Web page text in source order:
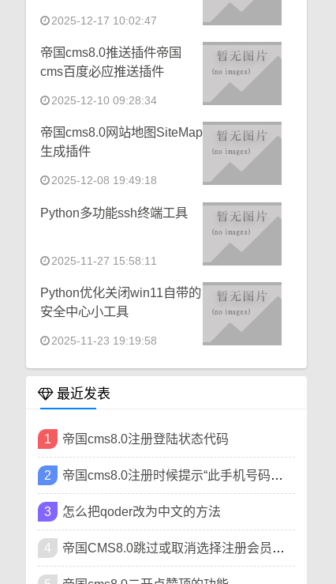
2025-12-17 10:02:47
帝国cms8.0推送插件帝国
cms百度必应推送插件
2025-12-10 09:28:34
帝国cms8.0网站地图SiteMap
生成插件
2025-12-08 19:49:18
Python多功能ssh终端工具
2025-11-27 15:58:11
Python优化关闭win11自带的
安全中心小工具
2025-11-23 19:19:58
最近发表
1 帝国cms8.0注册登陆状态代码
2 帝国cms8.0注册时候提示“此手机号码已被注册”
3 怎么把qoder改为中文的方法
4 帝国CMS8.0跳过或取消选择注册会员类型方法